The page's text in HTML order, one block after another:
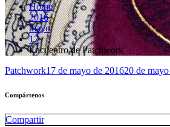
Home
2016
mayo
17
Encuentro de Patchwork
Patchwork17 de mayo de 201620 de
Compártenos
Compartir